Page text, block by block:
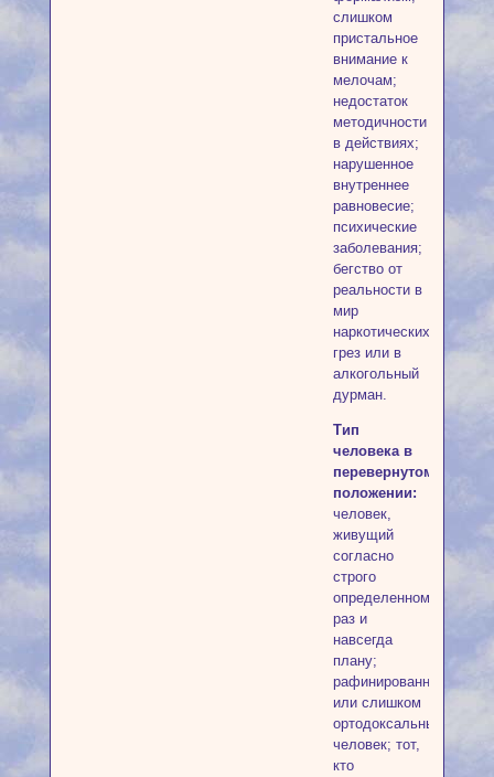
слишком
пристальное
внимание к
мелочам;
недостаток
методичности
в действиях;
нарушенное
внутреннее
равновесие;
психические
заболевания;
бегство от
реальности в
мир
наркотических
грез или в
алкогольный
дурман.
Тип
человека в
перевернутом
положении:
человек,
живущий
согласно
строго
определенному
раз и
навсегда
плану;
рафинированный
или слишком
ортодоксальный
человек; тот,
кто